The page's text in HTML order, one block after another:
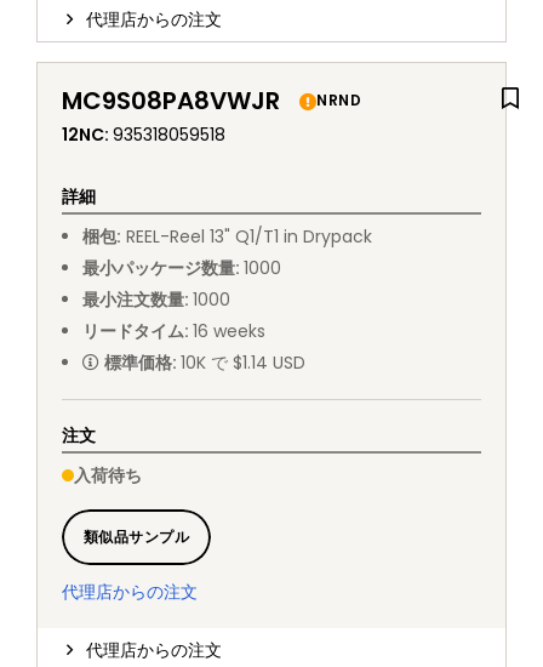
代理店からの注文
MC9S08PA8VWJR NRND
12NC: 935318059518
詳細
梱包: REEL-Reel 13" Q1/T1 in Drypack
最小パッケージ数量: 1000
最小注文数量: 1000
リードタイム: 16 weeks
標準価格: 10K で $1.14 USD
注文
入荷待ち
類似品サンプル
代理店からの注文
代理店からの注文